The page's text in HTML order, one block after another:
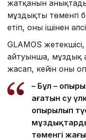
жатқанын
мұздықтың төменгі
етіп, оны ішінен
GLAMOS
айтуынша, мұздық
жасап, кейін оның
– Бұл –
ағатын су
опырылып
төменгі